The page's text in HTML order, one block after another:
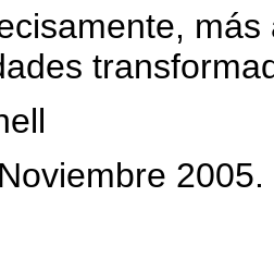
más
2005.